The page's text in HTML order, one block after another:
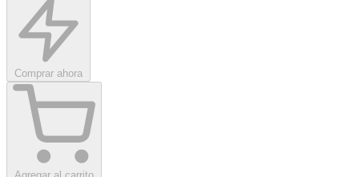
Comprar ahora